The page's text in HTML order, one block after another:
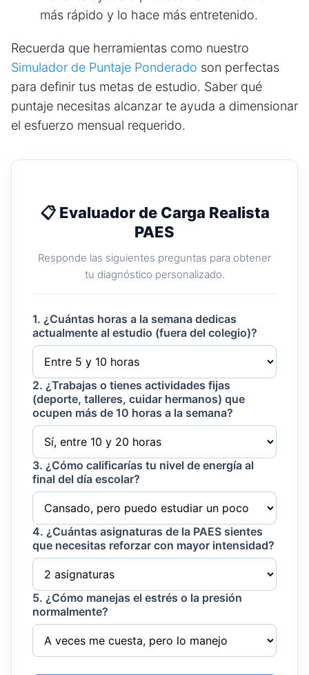
más rápido y lo hace más entretenido.
Recuerda que herramientas como nuestro
Simulador de Puntaje Ponderado son perfectas
para definir tus metas de estudio. Saber qué
puntaje necesitas alcanzar te ayuda a dimensionar
el esfuerzo mensual requerido.
📋 Evaluador de Carga Realista
PAES
Responde las siguientes preguntas para obtener
tu diagnóstico personalizado.
1. ¿Cuántas horas a la semana dedicas
actualmente al estudio (fuera del colegio)?
2. ¿Trabajas o tienes actividades fijas
(deporte, talleres, cuidar hermanos) que
ocupen más de 10 horas a la semana?
3. ¿Cómo calificarías tu nivel de energía al
final del día escolar?
4. ¿Cuántas asignaturas de la PAES sientes
que necesitas reforzar con mayor intensidad?
5. ¿Cómo manejas el estrés o la presión
normalmente?